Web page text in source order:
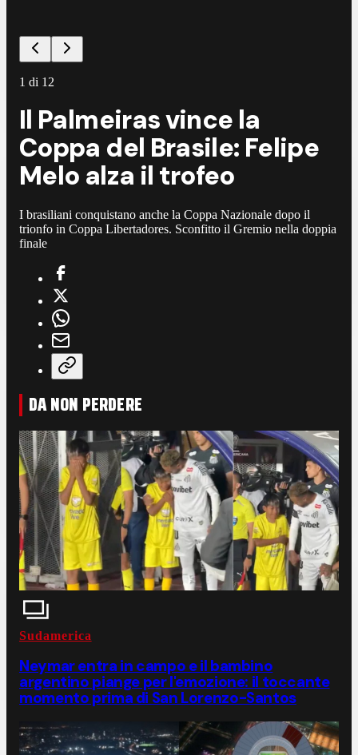
1 di 12
Il Palmeiras vince la
Coppa del Brasile: Felipe
Melo alza il trofeo
I brasiliani conquistano anche la Coppa Nazionale dopo il
trionfo in Coppa Libertadores. Sconfitto il Gremio nella doppia
finale
DA NON PERDERE
Sudamerica
Neymar entra in campo e il bambino
argentino piange per l'emozione: il toccante
momento prima di San Lorenzo-Santos